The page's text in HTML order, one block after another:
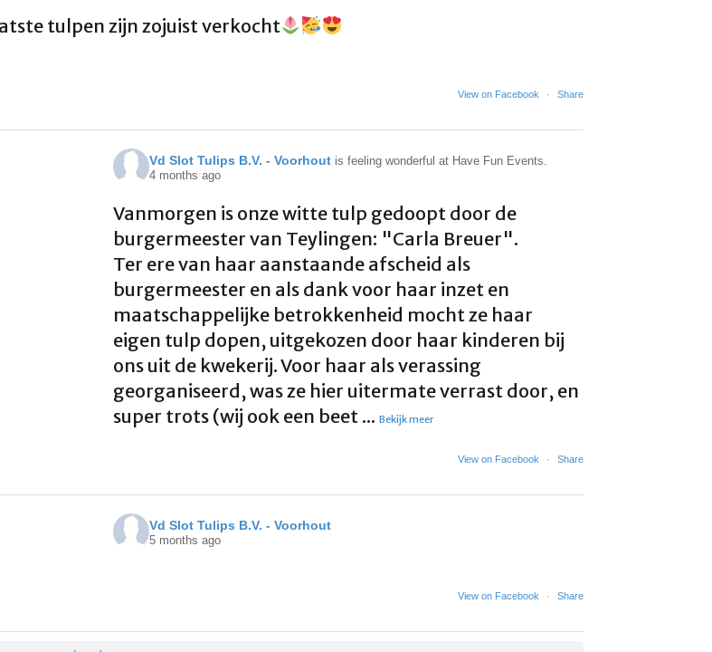
tulpen zijn zojuist verkocht
View on Facebook · Share
Vd Slot Tulips B.V. - Voorhout is feeling wonderful at Have Fun Events.
4 months ago
Vanmorgen is onze witte tulp gedoopt door de
burgermeester van Teylingen: "Carla Breuer".
Ter ere van haar aanstaande afscheid als
burgermeester en als dank voor haar inzet en
maatschappelijke betrokkenheid mocht ze haar
eigen tulp dopen, uitgekozen door haar kinderen bij
ons uit de kwekerij. Voor haar als verassing
georganiseerd, was ze hier uitermate verrast door, en
super trots (wij ook een beet ... Bekijk meer
View on Facebook · Share
Vd Slot Tulips B.V. - Voorhout
5 months ago
View on Facebook · Share